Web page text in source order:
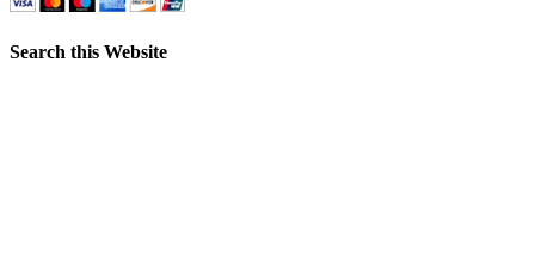
Search this Website